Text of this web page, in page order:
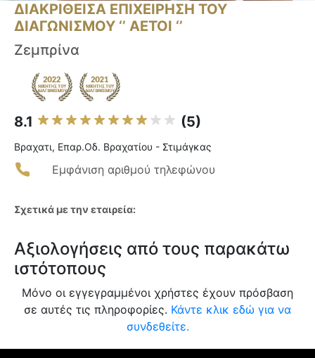
ΔΙΑΚΡΙΘΕΙΣΑ ΕΠΙΧΕΙΡΗΣΗ ΤΟΥ
ΔΙΑΓΩΝΙΣΜΟΥ ‘’ ΑΕΤΟΙ ‘’
Ζεμπρίνα
8.1 (5)
Βραχατι, Επαρ.Οδ. Βραχατίου - Στιμάγκας
Εμφάνιση αριθμού τηλεφώνου
Σχετικά με την εταιρεία:
Αξιολογήσεις από τους παρακάτω
ιστότοπους
Μόνο οι εγγεγραμμένοι χρήστες έχουν πρόσβαση
σε αυτές τις πληροφορίες. Κάντε κλικ εδώ για να
συνδεθείτε.